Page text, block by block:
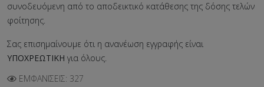
συνοδευόμενη από το αποδεικτικό κατάθεσης της δόσης τελών
φοίτησης.
Σας επισημαίνουμε ότι η ανανέωση εγγραφής είναι
ΥΠΟΧΡΕΩΤΙΚΗ για όλους.
ΕΜΦΑΝΊΣΕΙΣ: 327